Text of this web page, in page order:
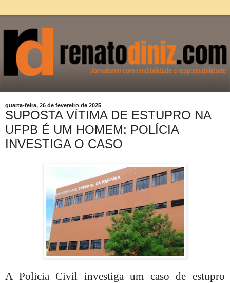
quarta-feira, 26 de fevereiro de 2025
SUPOSTA VÍTIMA DE ESTUPRO NA
UFPB É UM HOMEM; POLÍCIA
INVESTIGA O CASO
A Polícia Civil investiga um caso de estupro